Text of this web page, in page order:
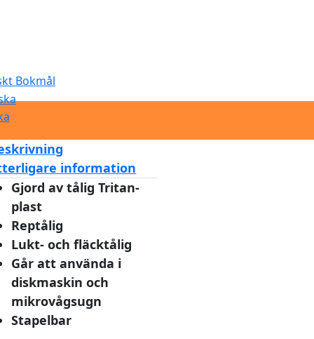
information
Gjord av tålig Tritan-
plast
Reptålig
Lukt- och fläcktålig
Går att använda i
diskmaskin och
mikrovågsugn
Stapelbar